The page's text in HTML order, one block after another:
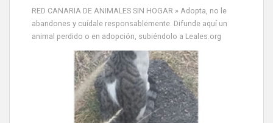
RED CANARIA DE ANIMALES SIN HOGAR » Adopta, no le
abandones y cuídale responsablemente. Difunde aquí un
animal perdido o en adopción, subiéndolo a Leales.org